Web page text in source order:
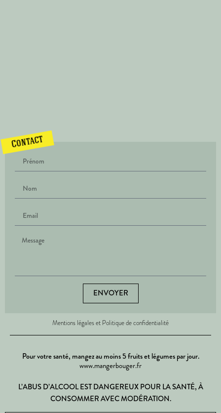
Contact
ENVOYER
Mentions légales et Politique de confidentialité
Pour votre santé, mangez au moins 5 fruits et légumes par jour.
www.mangerbouger.fr
L’ABUS D’ALCOOL EST DANGEREUX POUR LA SANTÉ, À
CONSOMMER AVEC MODÉRATION.